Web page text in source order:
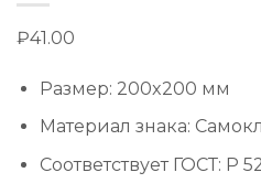
₽41.00
Размер: 200x200 мм
Материал знака:
Соответствует ГОСТ: Р